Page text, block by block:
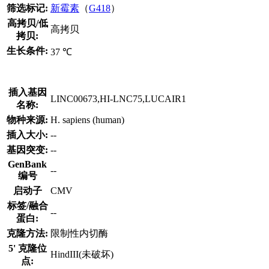
筛选标记: 新霉素 （G418）
高拷贝/低
拷贝:
高拷贝
生长条件: 37 ℃
插入基因
名称:
LINC00673,HI-LNC75,LUCAIR1
物种来源: H. sapiens (human)
插入大小: --
基因突变: --
GenBank
编号
--
启动子
CMV
标签/融合
蛋白:
--
克隆方法: 限制性内切酶
5' 克隆位
点:
HindIII(未破坏)